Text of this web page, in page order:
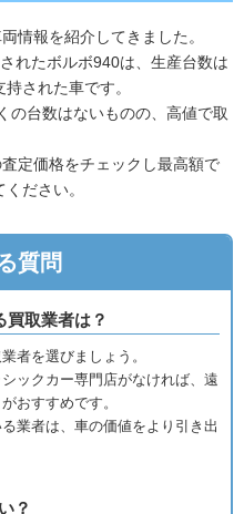
情報を紹介してきました。
れたボルボ940は、生産台数は
された車です。
の台数はないものの、高値で取
定価格をチェックし最高額で
ださい。
質問
買取業者は？
者を選びましょう。
ックカー専門店がなければ、遠
おすすめです。
業者は、車の価値をより引き出
？